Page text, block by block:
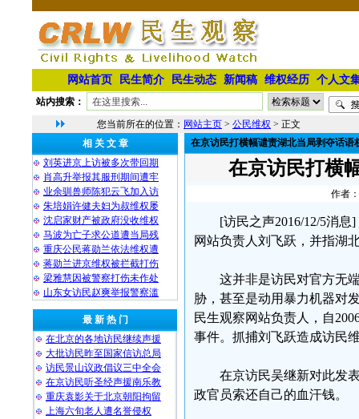
网站首页 民生简介 民生动态 新闻稿 维权经历 个人文
站内搜索：
您当前所在的位置： 网站主页 > 公民维权 > 正文
相 关 文 章
刘英进京上访被多次带回期
肖高升举报其服刑期间遭牢
业余驯兽师陈犯云飞加入访
朱培娟许健夫妇为叔维权屡
沈启家财产被政府没收维权
马波为亡子求公道遭当局残
重庆公民蒋勋兰依法维权遭
蒋勋兰进京维权被拦截打伤
梁雅慧因被警察打伤未作处
山东女访民赵爽举报警察滥
最 新 热 门
在北京的各地访民继续声援
大批访民昨至国家信访总局
访民景山议政倡议三中全会
在京访民听圣经声援南乐教
重庆袁影关于北京朝阳拘留
上海六旬老人遭名誉侵权
在京访民打横幅谴责湖北当局剥夺话语
在京访民打横
作者
[访民之声2016/12/5消
网站负责人刘飞跃，并指湖
这并非是访民对官方无
胁，甚至是动用暴力机器对
民生观察网站负责人，自
事件。抓捕刘飞跃造成访民
在京访民吴继新对此发
政官员索还自己的血汗钱。